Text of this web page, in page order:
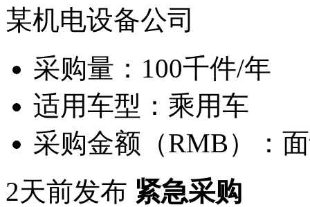
某机电设备公司
采购量： 100千件/年
适用车型： 乘用车
采购金额（RMB）：
2天前发布 紧急采购